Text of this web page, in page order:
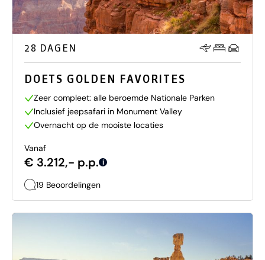
28 DAGEN
DOETS GOLDEN FAVORITES
Zeer compleet: alle beroemde Nationale Parken
Inclusief jeepsafari in Monument Valley
Overnacht op de mooiste locaties
Vanaf
€ 3.212,- p.p. i
19 Beoordelingen